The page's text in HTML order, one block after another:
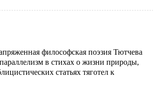
философская поэзия Тютчева
в стихах о жизни природы,
статьях тяготел к